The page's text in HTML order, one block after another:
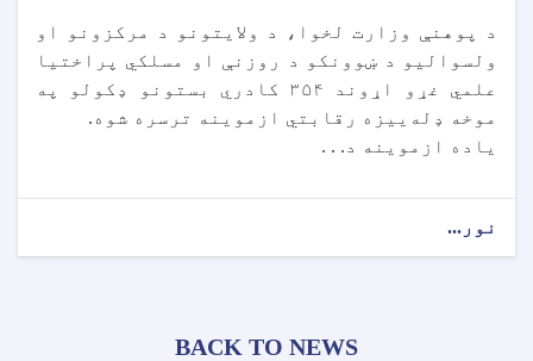
د پوهنې وزارت لخوا، د ولايتونو د مرکزونو او
ولسواليو د ښوونکو د روزنې او مسلکي پراختیا
علمي غړو اړوند ۳۵۴ کادري بستونو ډکولو په
موخه ډله‌ییزه رقابتي ازموینه ترسره شوه.
ياده ازموینه د. . .
نور...
BACK TO NEWS